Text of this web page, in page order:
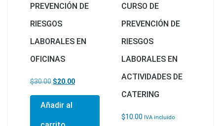
PREVENCIÓN DE
RIESGOS
LABORALES EN
OFICINAS
$30.00 El precio original era: $30.00.
$20.00El precio actual es: $20.00.
Añadir al
CURSO DE
PREVENCIÓN DE
RIESGOS
LABORALES EN
ACTIVIDADES DE
CATERING
$10.00 IVA incluido